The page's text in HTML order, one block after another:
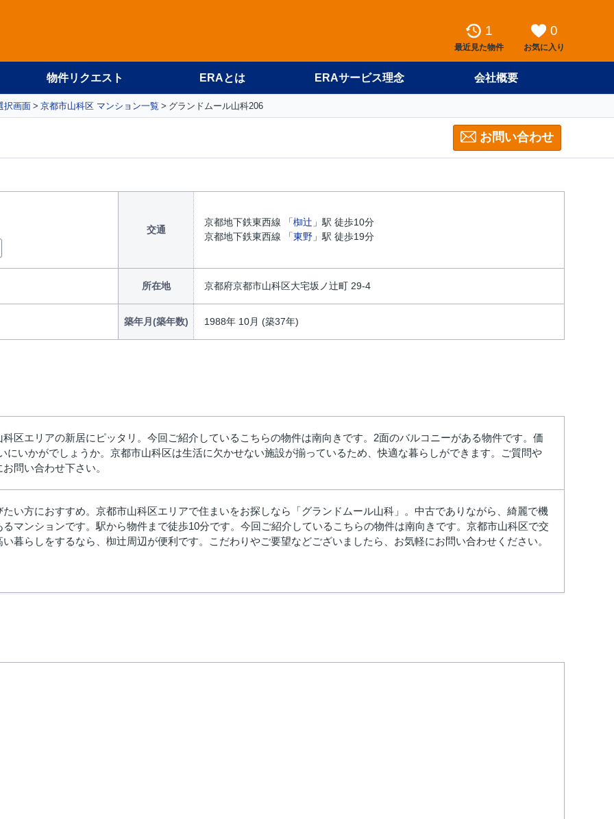
1
最近見た物件
0
お気に入り
物件リクエスト ERAとは ERAサービス理念 会社概要
択画面 京都市山科区 マンション一覧 グランドムール山科206
お問い合わせ
交通
京都地下鉄東西線 「椥辻 」駅 徒歩10分
京都地下鉄東西線 「東野 」駅 徒歩19分
所在地 京都府京都市山科区大宅坂ノ辻町 29-4
築年月(築年数) 1988年 10月 (築37年)
区エリアの新居にピッタリ。今回ご紹介しているこちらの物件は南向きです。2面のバルコニーがある物件です。価
にいかがでしょうか。京都市山科区は生活に欠かせない施設が揃っているため、快適な暮らしができます。ご質問や
問い合わせ下さい。
い方におすすめ。京都市山科区エリアで住まいをお探しなら「グランドムール山科」。中古でありながら、綺麗で機
マンションです。駅から物件まで徒歩10分です。今回ご紹介しているこちらの物件は南向きです。京都市山科区で交
暮らしをするなら、椥辻周辺が便利です。こだわりやご要望などございましたら、お気軽にお問い合わせください。